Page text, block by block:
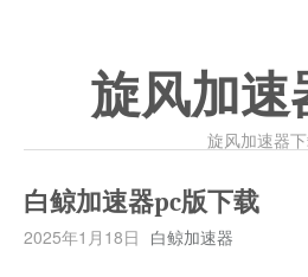
旋风加速
旋风加速器
白鲸加速器pc版下载
2025年1月18日 白鲸加速器